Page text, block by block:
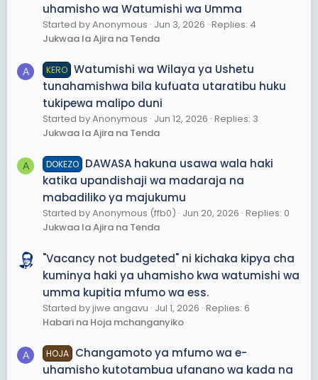
uhamisho wa Watumishi wa Umma
Started by Anonymous Jun 3, 2026 Replies: 4
Jukwaa la Ajira na Tenda
A KERO Watumishi wa Wilaya ya Ushetu
tunahamishwa bila kufuata utaratibu huku
tukipewa malipo duni
Started by Anonymous Jun 12, 2026 Replies: 3
Jukwaa la Ajira na Tenda
A DOKEZO DAWASA hakuna usawa wala haki
katika upandishaji wa madaraja na
mabadiliko ya majukumu
Started by Anonymous (ffb0) Jun 20, 2026 Replies: 0
Jukwaa la Ajira na Tenda
"Vacancy not budgeted" ni kichaka kipya cha
kuminya haki ya uhamisho kwa watumishi wa
umma kupitia mfumo wa ess.
Started by jiwe angavu Jul 1, 2026 Replies: 6
Habari na Hoja mchanganyiko
A HOJA Changamoto ya mfumo wa e-
uhamisho kutotambua ufanano wa kada na